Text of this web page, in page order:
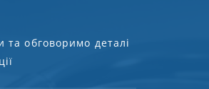
обговоримо деталі